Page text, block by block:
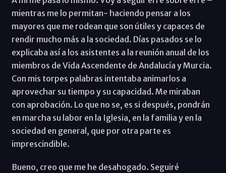
mientras me lo permitan- haciendo pensar a los
mayores que me rodean que son útiles y capaces de
rendir mucho más a la sociedad. Días pasados se lo
explicaba así a los asistentes a la reunión anual de los
miembros de Vida Ascendente de Andalucía y Murcia.
Con mis torpes palabras intentaba animarlos a
aprovechar su tiempo y su capacidad. Me miraban
con aprobación. Lo que no se, es si después, pondrán
en marcha su labor en la Iglesia, en la familia y en la
sociedad en general, que por otra parte es
imprescindible.
Bueno, creo que me he desahogado. Seguiré